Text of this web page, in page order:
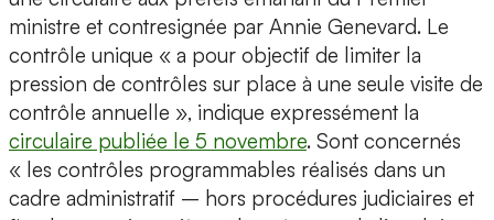
ministre et contresignée par Annie Genevard. Le
contrôle unique « a pour objectif de limiter la
pression de contrôles sur place à une seule visite de
contrôle annuelle », indique expressément la
circulaire publiée le 5 novembre. Sont concernés
« les contrôles programmables réalisés dans un
cadre administratif – hors procédures judiciaires et